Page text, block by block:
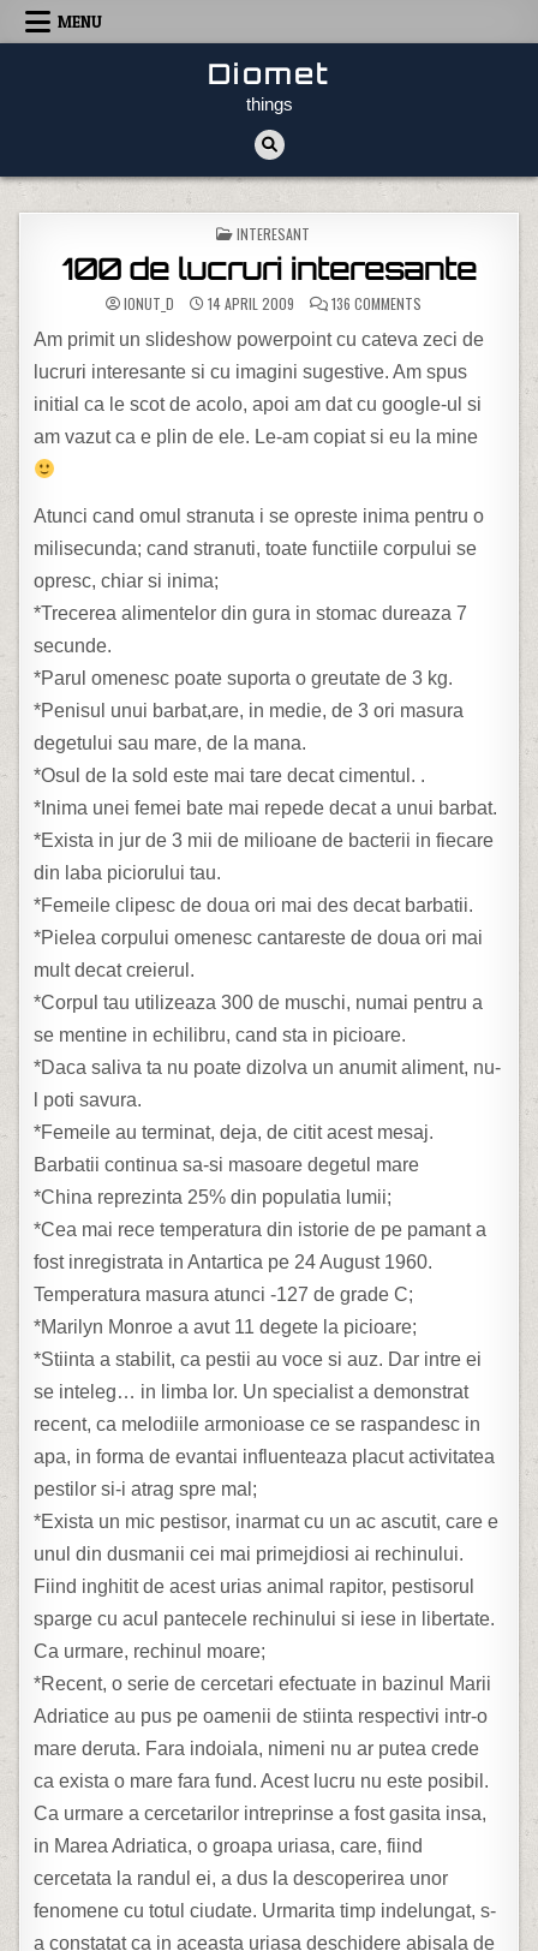
Skip to content
MENU
Diomet
things
POSTED IN
INTERESANT
100 de lucruri interesante
IONUT_D 14 APRIL 2009 136 COMMENTSON 100 DE
Am primit un slideshow powerpoint cu cateva zeci de
lucruri interesante si cu imagini sugestive. Am spus
initial ca le scot de acolo, apoi am dat cu google-ul si
am vazut ca e plin de ele. Le-am copiat si eu la mine
Atunci cand omul stranuta i se opreste inima pentru o
milisecunda; cand stranuti, toate functiile corpului se
opresc, chiar si inima;
*Trecerea alimentelor din gura in stomac dureaza 7
secunde.
*Parul omenesc poate suporta o greutate de 3 kg.
*Penisul unui barbat,are, in medie, de 3 ori masura
degetului sau mare, de la mana.
*Osul de la sold este mai tare decat cimentul. .
*Inima unei femei bate mai repede decat a unui barbat.
*Exista in jur de 3 mii de milioane de bacterii in fiecare
din laba piciorului tau.
*Femeile clipesc de doua ori mai des decat barbatii.
*Pielea corpului omenesc cantareste de doua ori mai
multdecat creierul.
*Corpul tau utilizeaza 300 de muschi, numai pentru a
se mentine in echilibru, cand sta in picioare.
*Daca saliva ta nu poate dizolva un anumit aliment, nu-
l poti savura.
*Femeile au terminat, deja, de citit acest mesaj.
Barbatii continua sa-si masoare degetul mare
*China reprezinta 25% din populatia lumii;
*Cea mai rece temperatura din istorie de pe pamant a
fost inregistrata in Antartica pe 24 August 1960.
Temperatura masura atunci -127 de grade C;
*Marilyn Monroe a avut 11 degete la picioare;
*Stiinta a stabilit, ca pestii au voce si auz. Dar intre ei
se inteleg… in limba lor. Un specialist a demonstrat
recent, ca melodiile armonioase ce se raspandesc in
apa, in forma de evantai influenteaza placut activitatea
pestilor si-i atrag spre mal;
*Exista un mic pestisor, inarmat cu un ac ascutit, care e
unul din dusmanii cei mai primejdiosi ai rechinului.
Fiind inghitit de acest urias animal rapitor, pestisorul
sparge cu acul pantecele rechinului si iese in libertate.
Ca urmare, rechinul moare;
*Recent, o serie de cercetari efectuate in bazinul Marii
Adriatice au pus pe oamenii de stiinta respectivi intr-o
mare deruta. Fara indoiala, nimeni nu ar putea crede
ca exista o mare fara fund. Acest lucru nu este posibil.
Ca urmare a cercetarilor intreprinse a fost gasita insa,
in Marea Adriatica, o groapa uriasa, care, fiind
cercetata la randul ei, a dus la descoperirea unor
fenomene cu totul ciudate. Urmarita timp indelungat, s-
a constatat ca in aceasta uriasa deschidere abisala de